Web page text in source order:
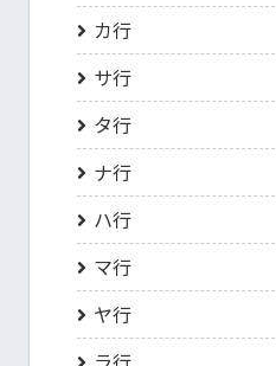
カ行
サ行
タ行
ナ行
ハ行
マ行
ヤ行